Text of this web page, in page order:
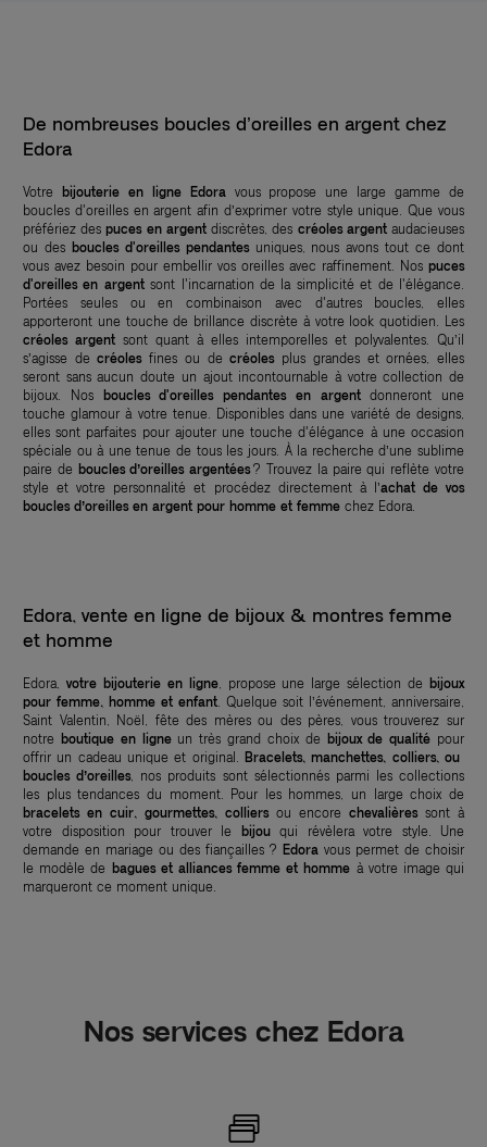
De nombreuses boucles d’oreilles en argent chez
Edora
Votre bijouterie en ligne Edora vous propose une large gamme de
boucles d'oreilles en argent afin d’exprimer votre style unique. Que vous
préfériez despuces en argentdiscrètes, des créoles argentaudacieuses
ou des boucles d'oreilles pendantesuniques, nous avons tout ce dont
vous avez besoin pour embellir vos oreilles avec raffinement. Nos puces
d'oreilles en argentsont l'incarnation de la simplicité et de l'élégance.
Portées seules ou en combinaison avec d'autres boucles, elles
apporteront une touche de brillance discrète à votre look quotidien. Les
créoles argent sont quant à elles intemporelles et polyvalentes. Qu’il
s’agisse decréolesfines ou decréolesplus grandes et ornées, elles
seront sans aucun doute un ajout incontournable à votre collection de
bijoux. Nos
boucles d'oreilles pendantes en argentdonneront une
touche glamour à votre tenue. Disponibles dans une variété de designs,
elles sont parfaites pour ajouter une touche d'élégance à une occasion
spéciale ou à une tenue de tous les jours. À la recherche d’une sublime
paire de boucles d’oreilles argentées? Trouvez la paire qui reflète votre
style et votre personnalité et procédez directement à l’achat de vos
boucles d’oreilles en argent pour homme et femme chez Edora.
Edora, vente en ligne de bijoux & montres femme
et homme
Edora, votre bijouterie en ligne, propose une large sélection de bijoux
pour femme, homme et enfant. Quelque soit l’événement, anniversaire,
Saint Valentin, Noël, fête des mères ou des pères, vous trouverez sur
notre boutique en ligneun très grand choix de bijoux de qualité pour
offrir un cadeau unique et original. Bracelets, manchettes, colliers, ou
boucles d’oreilles, nos produits sont sélectionnés parmi les collections
les plus tendances du moment. Pour les hommes, un large choix de
bracelets en cuir, gourmettes, colliersou encore chevalièressont à
votre disposition pour trouver le
bijouqui révèlera votre style. Une
demande en mariage ou des fiançailles ? Edora vous permet de choisir
le modèle de bagues et alliances femme et homme à votre image qui
marqueront ce moment unique.
Nos services chez Edora